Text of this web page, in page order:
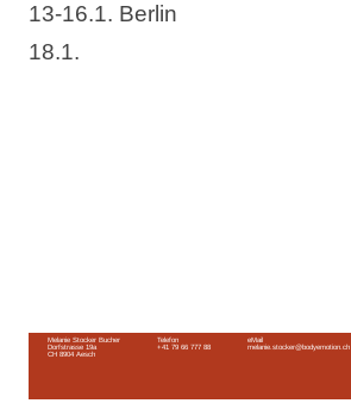
13-16.1. Berlin
18.1.
Melanie Stocker Bucher
Dorfstrasse 19a
CH 8904 Aesch
Telefon
+41 79 66 777 88
eMail
melanie.stocker@bodyemotion.ch